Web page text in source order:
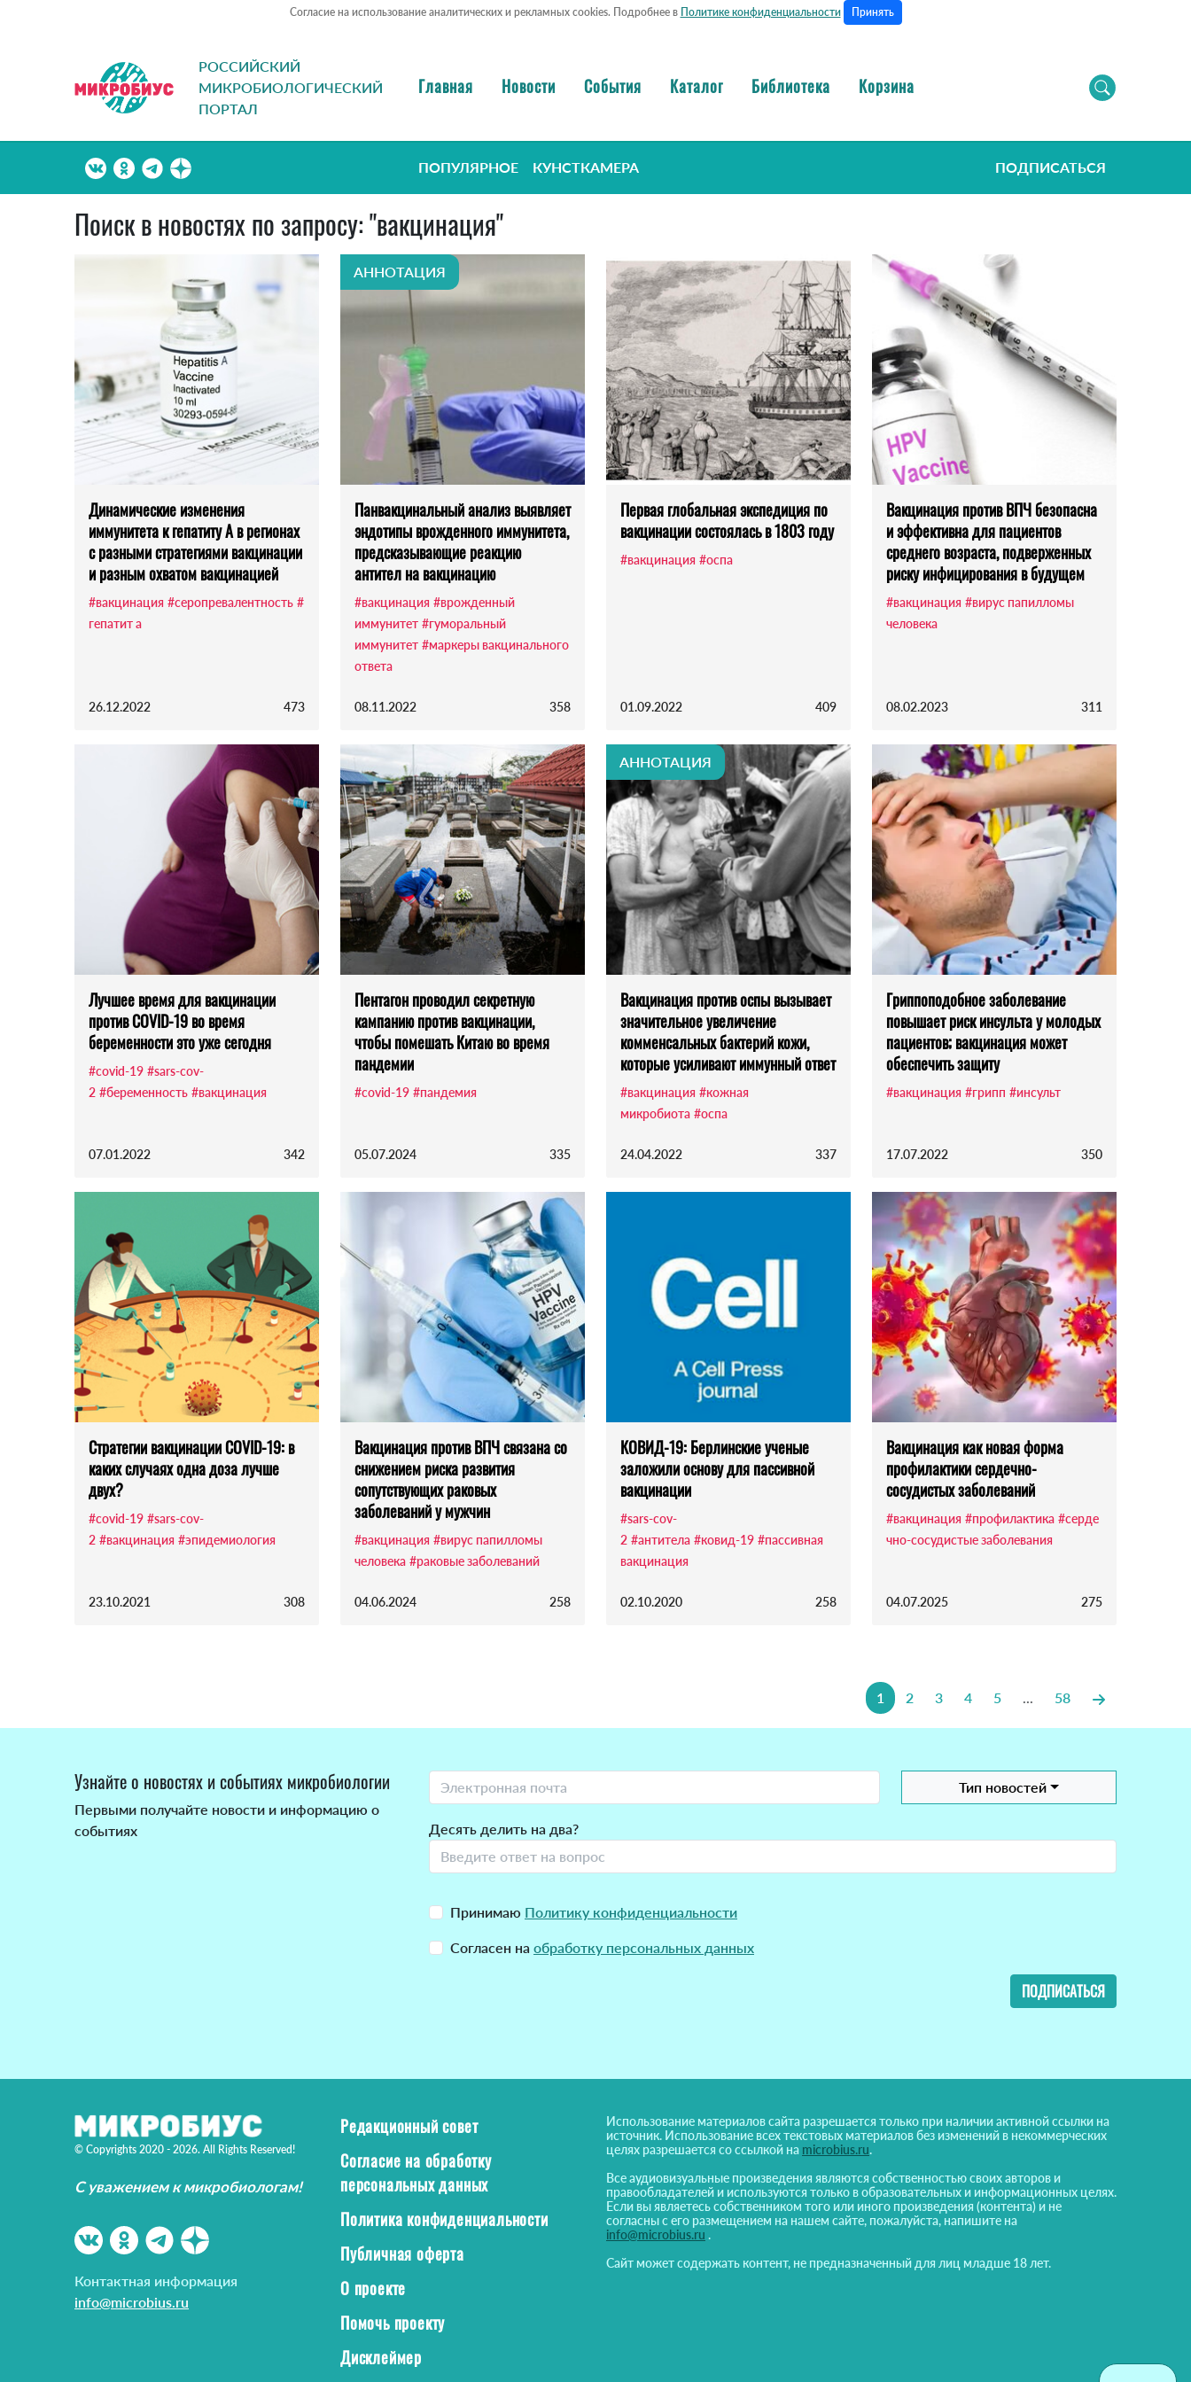
Согласие на использование аналитических и рекламных cookies. Подробнее в Политике конфиденциальности Принять
РОССИЙСКИЙ
МИКРОБИОЛОГИЧЕСКИЙ
ПОРТАЛ
Главная Новости События Каталог Библиотека Корзина
ПОПУЛЯРНОЕ КУНСТКАМЕРА ПОДПИСАТЬСЯ
Поиск в новостях по запросу: "вакцинация"
Динамические изменения
иммунитета к гепатиту А в регионах
с разными стратегиями вакцинации
и разным охватом вакцинацией
#вакцинация #серопревалентность #
гепатит а
26.12.2022 473
АННОТАЦИЯ
Панвакцинальный анализ выявляет
эндотипы врожденного иммунитета,
предсказывающие реакцию
антител на вакцинацию
#вакцинация #врожденный
иммунитет #гуморальный
иммунитет #маркеры вакцинального
ответа
08.11.2022 358
Первая глобальная экспедиция по
вакцинации состоялась в 1803 году
#вакцинация #оспа
01.09.2022 409
Вакцинация против ВПЧ безопасна
и эффективна для пациентов
среднего возраста, подверженных
риску инфицирования в будущем
#вакцинация #вирус папилломы
человека
08.02.2023 311
Лучшее время для вакцинации
против COVID-19 во время
беременности это уже сегодня
#covid-19 #sars-cov-
2 #беременность #вакцинация
07.01.2022 342
Пентагон проводил секретную
кампанию против вакцинации,
чтобы помешать Китаю во время
пандемии
#covid-19 #пандемия
05.07.2024 335
АННОТАЦИЯ
Вакцинация против оспы вызывает
значительное увеличение
комменсальных бактерий кожи,
которые усиливают иммунный ответ
#вакцинация #кожная
микробиота #оспа
24.04.2022 337
Гриппоподобное заболевание
повышает риск инсульта у молодых
пациентов; вакцинация может
обеспечить защиту
#вакцинация #грипп #инсульт
17.07.2022 350
Стратегии вакцинации COVID-19: в
каких случаях одна доза лучше
двух?
#covid-19 #sars-cov-
2 #вакцинация #эпидемиология
23.10.2021 308
Вакцинация против ВПЧ связана со
снижением риска развития
сопутствующих раковых
заболеваний у мужчин
#вакцинация #вирус папилломы
человека #раковые заболеваний
04.06.2024 258
КОВИД-19: Берлинские ученые
заложили основу для пассивной
вакцинации
#sars-cov-
2 #антитела #ковид-19 #пассивная
вакцинация
02.10.2020 258
Вакцинация как новая форма
профилактики сердечно-
сосудистых заболеваний
#вакцинация #профилактика #серде
чно-сосудистые заболевания
04.07.2025 275
1 2 3 4 5 ... 58
Узнайте о новостях и событиях микробиологии
Первыми получайте новости и информацию о
событиях
Тип новостей
Десять делить на два?
Принимаю Политику конфиденциальности
Согласен на обработку персональных данных
ПОДПИСАТЬСЯ
© Copyrights 2020 - 2026. All Rights Reserved!
С уважением к микробиологам!
Контактная информация
info@microbius.ru
Редакционный совет
Согласие на обработку
персональных данных
Политика конфиденциальности
Публичная оферта
О проекте
Помочь проекту
Дисклеймер
Использование материалов сайта разрешается только при наличии активной ссылки на
источник. Использование всех текстовых материалов без изменений в некоммерческих
целях разрешается со ссылкой на microbius.ru.
Все аудиовизуальные произведения являются собственностью своих авторов и
правообладателей и используются только в образовательных и информационных целях.
Если вы являетесь собственником того или иного произведения (контента) и не
согласны с его размещением на нашем сайте, пожалуйста, напишите на
info@microbius.ru .
Сайт может содержать контент, не предназначенный для лиц младше 18 лет.